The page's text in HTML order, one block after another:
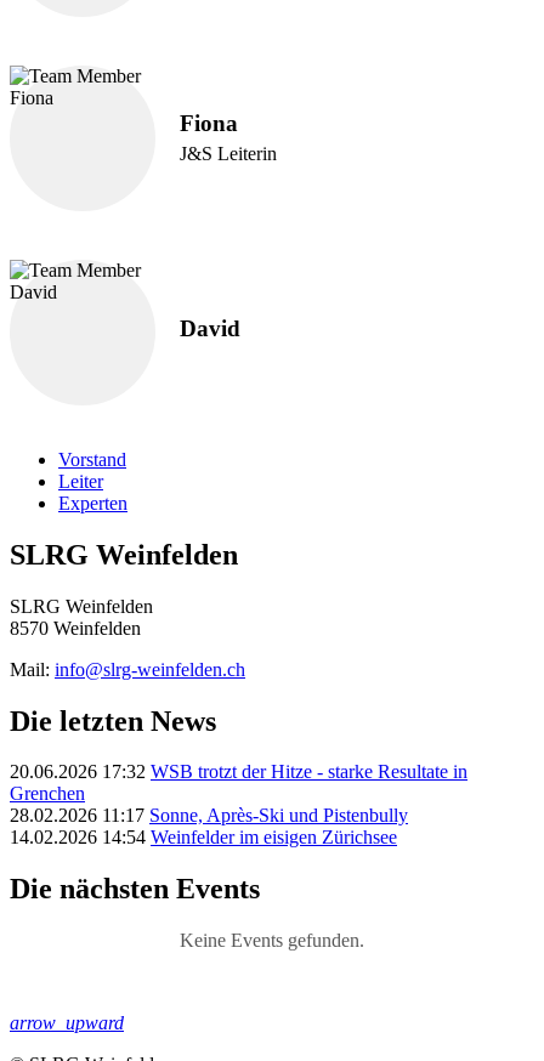
Fiona
J&S Leiterin
David
Vorstand
Leiter
Experten
SLRG Weinfelden
SLRG Weinfelden
8570 Weinfelden
Mail: info@slrg-weinfelden.ch
Die letzten News
20.06.2026 17:32 WSB trotzt der Hitze - starke Resultate in
Grenchen
28.02.2026 11:17 Sonne, Après-Ski und Pistenbully
14.02.2026 14:54 Weinfelder im eisigen Zürichsee
Die nächsten Events
Keine Events gefunden.
arrow_upward